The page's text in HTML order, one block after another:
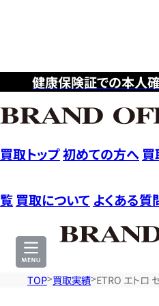
健康保険証での本人
買取トップ初めての方へ 買
覧 買取について よくある質
TOP 買取実績 ETRO エトロ